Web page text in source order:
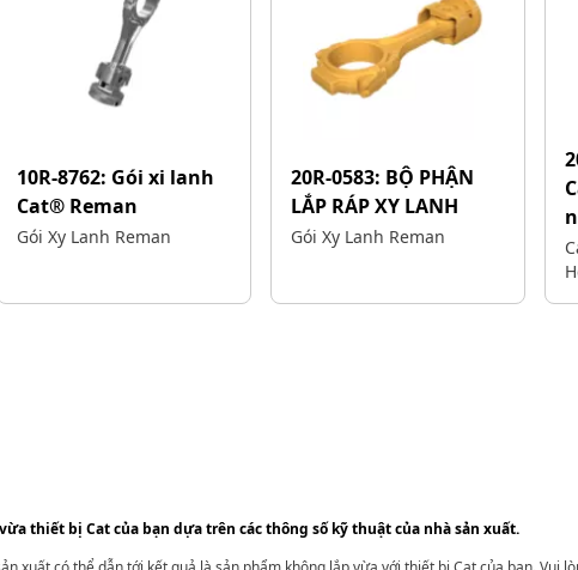
10R-8762: Gói xi lanh
Cat® Reman
Gói Xy Lanh Reman
20R-0583: BỘ PHẬN
LẮP RÁP XY LANH
Gói Xy Lanh Reman
thiết bị Cat của bạn dựa trên các thông số kỹ thuật của nhà sản xuất.